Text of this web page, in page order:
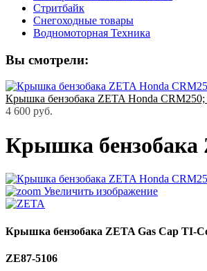
Стритбайк
Снегоходные товары
Водномоторная Техника
Вы смотрели:
Крышка бензобака ZETA Honda
4 600 руб.
Крышка бензобака
Увеличить изображение
Крышка бензобака ZETA Gas Cap TI-
ZE87-5106